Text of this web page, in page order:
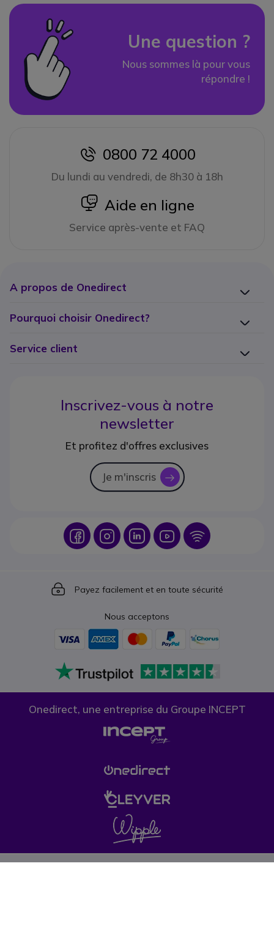
Une question ?
Nous sommes là pour vous
répondre !
icon
0800 72 4000
Du lundi au vendredi, de 8h30 à 18h
icon
Aide en ligne
Service après-vente et FAQ
A propos de Onedirect
Pourquoi choisir Onedirect?
Service client
Inscrivez-vous à notre
newsletter
Et profitez d'offres exclusives
Je m'inscris icon
Icon IconIcon Icon Icon
Icon
Payez facilement et en toute sécurité
Nous acceptons
Onedirect, une entreprise du Groupe INCEPT